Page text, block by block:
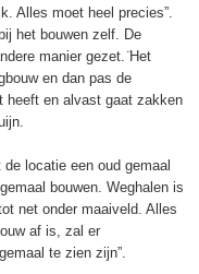
Alles moet heel precies”.
het bouwen zelf. De
manier gezet. ̈Het
en dan pas de
heeft en alvast gaat zakken
locatie een oud gemaal
bouwen. Weghalen is
net onder maaiveld. Alles
af is, zal er
te zien zijn”.